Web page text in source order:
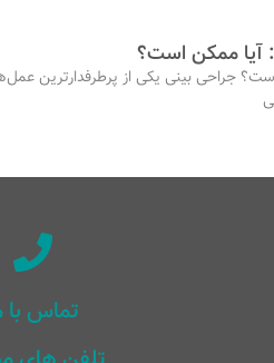
آیا ممکن است؟
جراحی بینی یکی از پرطرفدارترین
تماس با